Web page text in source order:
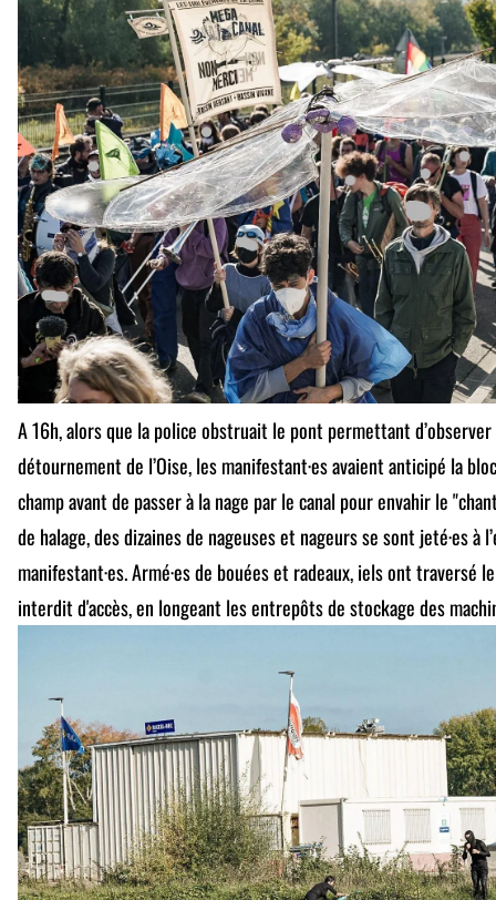
A 16h, alors que la police obstruait le pont permettant
détournement de l’Oise, les manifestant·es avaient anticipé la
champ avant de passer à la nage par le canal pour envahir le
de halage, des dizaines de nageuses et nageurs se sont jeté·es à
manifestant·es. Armé·es de bouées et radeaux, iels ont traversé
interdit d'accès, en longeant les entrepôts de stockage des